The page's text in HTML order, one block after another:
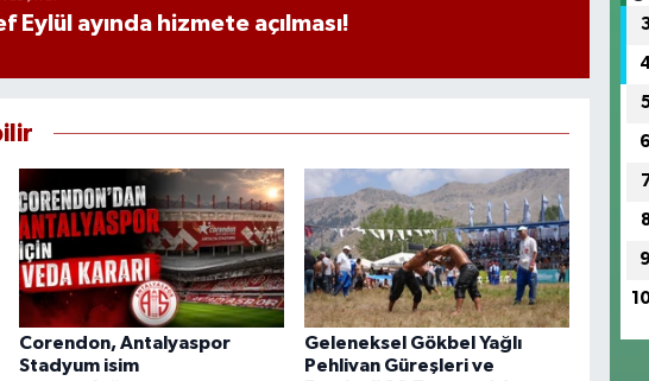
Eylül ayında hizmete açılması!
Corendon, Antalyaspor
Stadyum isim
Geleneksel Gökbel Yağlı
Pehlivan Güreşleri ve
6
9